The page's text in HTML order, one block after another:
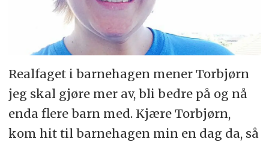
Realfaget i barnehagen mener Torbjørn
jeg skal gjøre mer av, bli bedre på og nå
enda flere barn med. Kjære Torbjørn,
kom hit til barnehagen min en dag da, så